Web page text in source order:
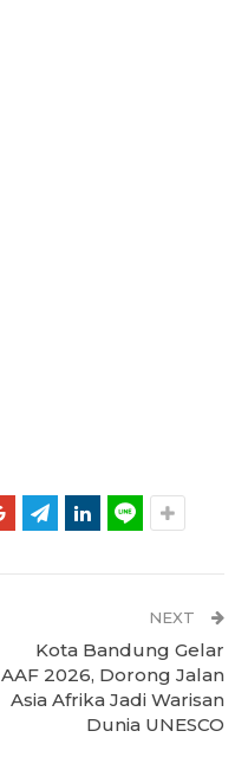
NEXT
Kota Bandung Gelar
AAF 2026, Dorong Jalan
Asia Afrika Jadi Warisan
Dunia UNESCO